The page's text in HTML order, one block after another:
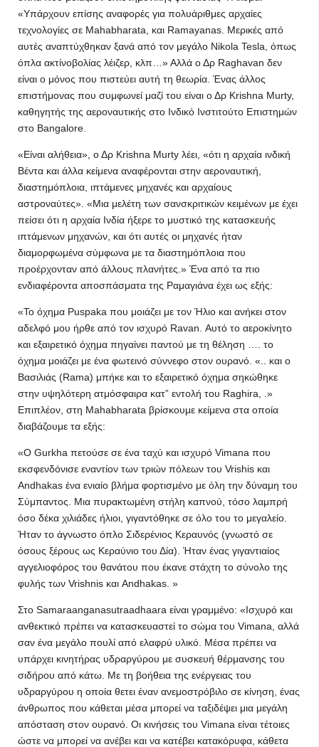
«Υπάρχουν επίσης αναφορές για πολυάριθμες αρχαίες
τεχνολογίες σε Mahabharata, και Ramayanas. Μερικές από
αυτές αναπτύχθηκαν ξανά από τον μεγάλο Nikola Tesla, όπως
όπλα ακτίνοβολίας λέιζερ, κλπ…» Αλλά ο Δρ Raghavan δεν
είναι ο μόνος που πιστεύει αυτή τη θεωρία. Ένας άλλος
επιστήμονας που συμφωνεί μαζί του είναι ο Δρ Krishna Murty,
καθηγητής της αεροναυτικής στο Ινδικό Ινστιτούτο Επιστημών
στο Bangalore.
«Είναι αλήθεια», ο Δρ Krishna Murty λέει, «ότι η αρχαία ινδική
Βέντα και άλλα κείμενα αναφέρονται στην αεροναυτική,
διαστημόπλοια, ιπτάμενες μηχανές και αρχαίους
αστροναύτες». «Μια μελέτη των σανσκριτικών κειμένων με έχει
πείσει ότι η αρχαία Ινδία ήξερε το μυστικό της κατασκευής
ιπτάμενων μηχανών, και ότι αυτές οι μηχανές ήταν
διαμορφωμένα σύμφωνα με τα διαστημόπλοια που
προέρχονταν από άλλους πλανήτες.» Ένα από τα πιο
ενδιαφέροντα αποσπάσματα της Ραμαγιάνα έχει ως εξής:
«Το όχημα Puspaka που μοιάζει με τον Ήλιο και ανήκει στον
αδελφό μου ήρθε από τον ισχυρό Ravan. Αυτό το αεροκίνητο
και εξαιρετικό όχημα πηγαίνει παντού με τη θέληση …. το
όχημα μοιάζει με ένα φωτεινό σύννεφο στον ουρανό. «.. και ο
Βασιλιάς (Rama) μπήκε και το εξαιρετικό όχημα σηκώθηκε
στην υψηλότερη ατμόσφαιρα κατ” εντολή του Raghira, .»
Επιπλέον, στη Mahabharata βρίσκουμε κείμενα στα οποία
διαβάζουμε τα εξής:
«Ο Gurkha πετούσε σε ένα ταχύ και ισχυρό Vimana που
εκσφενδόνισε εναντίον των τριών πόλεων του Vrishis και
Andhakas ένα ενιαίο βλήμα φορτισμένο με όλη την δύναμη του
Σύμπαντος. Μια πυρακτωμένη στήλη καπνού, τόσο λαμπρή
όσο δέκα χιλιάδες ήλιοι, γιγαντόθηκε σε όλο του το μεγαλείο.
Ήταν το άγνωστο όπλο Σιδερένιος Κεραυνός (γνωστό σε
όσους ξέρους ως Κεραύνιο του Δία). Ήταν ένας γιγαντιαίος
αγγελιοφόρος του θανάτου που έκανε στάχτη το σύνολο της
φυλής των Vrishnis και Andhakas. »
Στο Samaraanganasutraadhaara είναι γραμμένο: «Ισχυρό και
ανθεκτικό πρέπει να κατασκευαστεί το σώμα του Vimana, αλλά
σαν ένα μεγάλο πουλί από ελαφρύ υλικό. Μέσα πρέπει να
υπάρχει κινητήρας υδραργύρου με συσκευή θέρμανσης του
σιδήρου από κάτω. Με τη βοήθεια της ενέργειας του
υδραργύρου η οποία θετει έναν ανεμοστρόβιλο σε κίνηση, ένας
άνθρωπος που κάθεται μέσα μπορεί να ταξιδέψει μια μεγάλη
απόσταση στον ουρανό. Οι κινήσεις του Vimana είναι τέτοιες
ώστε να μπορεί να ανέβει και να κατέβει κατακόρυφα, κάθετα